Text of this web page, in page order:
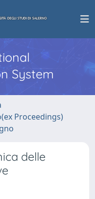
System
Proceedings)
delle